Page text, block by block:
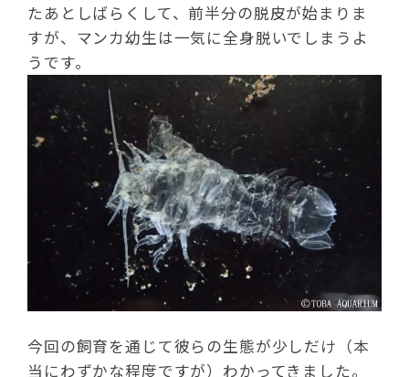
たあとしばらくして、前半分の脱皮が始まりま
すが、マンカ幼生は一気に全身脱いでしまうよ
うです。
今回の飼育を通じて彼らの生態が少しだけ（本
当にわずかな程度ですが）わかってきました。